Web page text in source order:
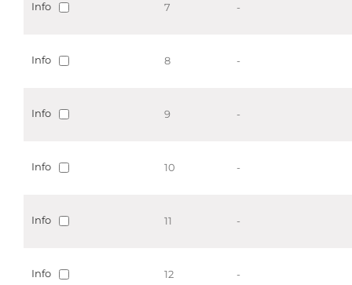
Info 7 -
Info 8 -
Info 9 -
Info 10 -
Info 11 -
Info 12 -